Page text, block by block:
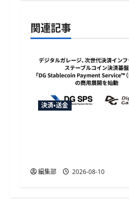
ー
シ
ョ
ン
関連記事
決済・送金
編集部 2026-08-10